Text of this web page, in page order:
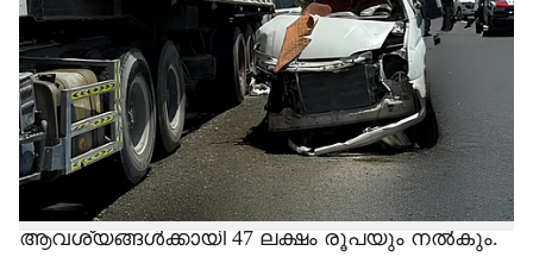
e
പ്രവാസി സംരംഭകനും ജീവകാരുണ്യ
പ്രവർത്തകനും ബുർജീൽ ഹോൾഡിങ്സ്
ചെയർമാനും സിഇഒയുമായ ഡോ. ഷംഷീർ
വയലിൽ. അപകടത്തിൽ ജീവൻ പൊലിഞ്ഞ ഏഴ്
പേരുടെ കുടുംബങ്ങൾക്ക് 26 ലക്ഷം രൂപ വീതവും,
രണ്ട് മലയാളികൾ ഉൾപ്പെടെ പരിക്കേറ്റ ഒൻപത്
പേരുടെ അടിയന്തര ചികിത്സാ-പുനരധിവാസ
ആവശ്യങ്ങൾക്കായി 47 ലക്ഷം രൂപയും നൽകും.